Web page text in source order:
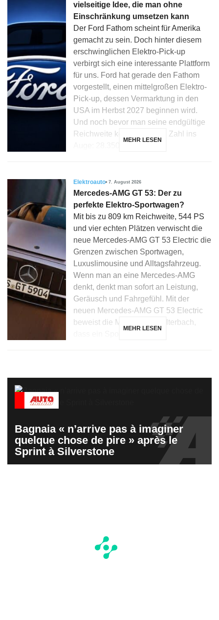
vielseitige Idee, die man ohne
Einschränkung umsetzen kann
Der Ford Fathom scheint für Amerika
gemacht zu sein. Doch hinter diesem
erschwinglichen Elektro-Pick-up
verbirgt sich eine interessante Plattform
für uns. Ford hat gerade den Fathom
vorgestellt, einen mittelgroßen Elektro-
Pick-up, dessen Vermarktung in den
USA im Herbst 2027 beginnen wird.
Und noch bevor man seine endgültige
Reichweite kennt, fällt eine Zahl ins
MEHR LESEN
Elektroauto 7. August 2026
Mercedes-AMG GT 53: Der zu
perfekte Elektro-Sportwagen?
Mit bis zu 809 km Reichweite, 544 PS
und vier echten Plätzen verwischt die
neue Mercedes-AMG GT 53 Electric die
Grenzen zwischen Sportwagen,
Luxuslimousine und Alltagsfahrzeug.
Wenn man an eine Mercedes-AMG
denkt, denkt man sofort an Leistung,
Geräusch und Fahrgefühl. Mit der
neuen Mercedes-AMG GT 53 Electric
beweist die Marke aus Affalterbach,
MEHR LESEN
Bagnaia « n’arrive pas à imaginer
quelque chose de pire » après le
Sprint à Silverstone